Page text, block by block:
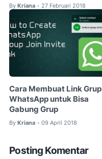
By Kriana • 27 Februari 2018
Cara Membuat Link Grup
WhatsApp untuk Bisa
Gabung Grup
By Kriana • 09 April 2018
Posting Komentar